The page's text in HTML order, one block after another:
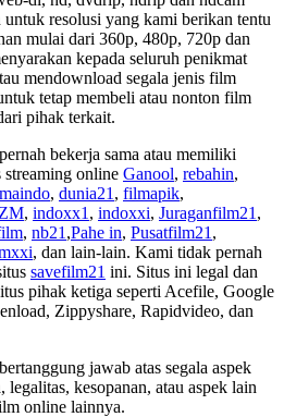
resolusi yang kami berikan tentu
mulai dari 360p, 480p, 720p dan
kepada seluruh penikmat
mendownload segala jenis film
tetap membeli atau nonton film
pihak terkait.
bekerja sama atau memiliki
streaming online Ganool, rebahin,
, dunia21 , filmapik,
, indoxx1 , indoxxi, Juraganfilm21 ,
, nb21 ,Pahe in, Pusatfilm21 ,
, dan lain-lain. Kami tidak pernah
savefilm21 ini. Situs ini legal dan
pihak ketiga seperti Acefile, Google
Zippyshare, Rapidvideo, dan
jawab atas segala aspek
legalitas, kesopanan, atau aspek lain
online lainnya.